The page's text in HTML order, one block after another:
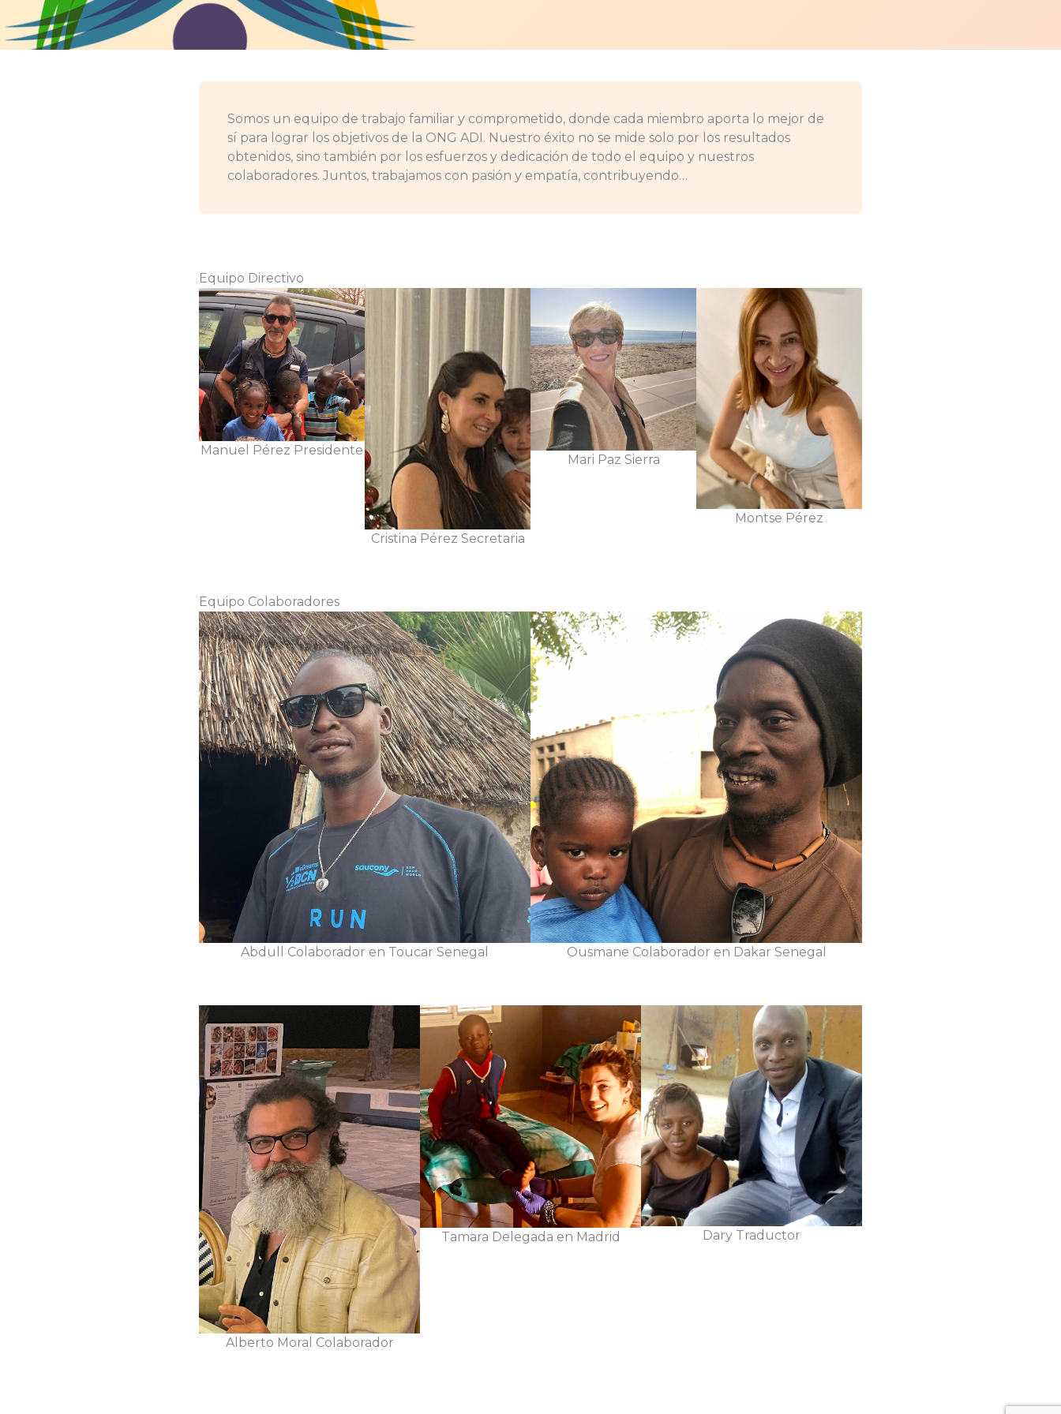
Somos un equipo de trabajo familiar y comprometido, donde cada miembro aporta lo mejor de
sí para lograr los objetivos de la ONG ADI. Nuestro éxito no se mide solo por los resultados
obtenidos, sino también por los esfuerzos y dedicación de todo el equipo y nuestros
colaboradores. Juntos, trabajamos con pasión y empatía, contribuyendo…
Equipo Directivo
Manuel Pérez Presidente
Cristina Pérez Secretaria
Mari Paz Sierra
Montse Pérez
Equipo Colaboradores
Abdull Colaborador en Toucar Senegal Ousmane Colaborador en Dakar Senegal
Alberto Moral Colaborador
Tamara Delegada en Madrid Dary Traductor